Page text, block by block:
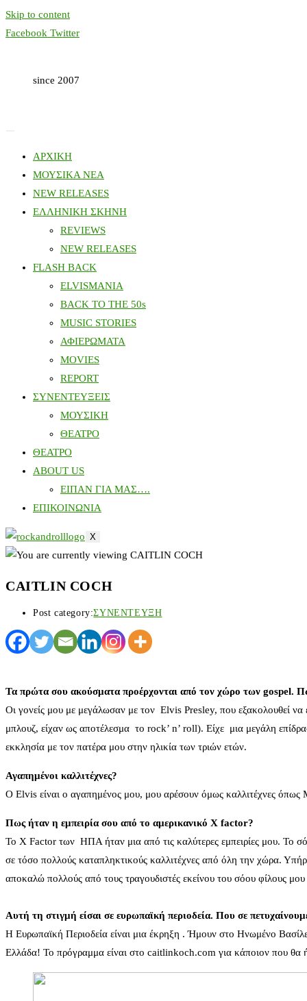
Skip to content
Facebook Twitter
since 2007
ΑΡΧΙΚΗ
ΜΟΥΣΙΚΑ ΝΕΑ
NEW RELEASES
ΕΛΛΗΝΙΚΗ ΣΚΗΝΗ
REVIEWS
NEW RELEASES
FLASH BACK
ELVISMANIA
BACK TO THE 50s
MUSIC STORIES
ΑΦΙΕΡΩΜΑΤΑ
MOVIES
REPORT
ΣΥΝΕΝΤΕΥΞΕΙΣ
ΜΟΥΣΙΚΗ
ΘΕΑΤΡΟ
ΘΕΑΤΡΟ
ABOUT US
ΕΙΠΑΝ ΓΙΑ ΜΑΣ….
ΕΠΙΚΟΙΝΩΝΙΑ
X
CAITLIN COCH
Post category:ΣΥΝΕΝΤΕΥΞΗ
Τα πρώτα σου ακούσματα προέρχονται από τον χώρο των gospel.
Οι γονείς μου με μεγάλωσαν με τον Elvis Presley, που εξακολουθεί
μπλουζ, είχαν ως αποτέλεσμα το rock’ n’ roll). Eίχε μια μεγάλη
εκκλησία με τον πατέρα μου στην ηλικία των τριών ετών.
Αγαπημένοι καλλιτέχνες?
Ο Elvis είναι ο αγαπημένος μου, μου αρέσουν όμως καλλιτέχνες
Πως ήταν η εμπειρία σου από το αμερικανικό Χ factor?
To X Factor των ΗΠΑ ήταν μια από τις καλύτερες εμπειρίες μου. Το
σε τόσο πολλούς καταπληκτικούς καλλιτέχνες από όλη την χώρα.
αποκαλώ πολλούς από τους τραγουδιστές εκείνου του σόου φίλους
Αυτή τη στιγμή είσαι σε ευρωπαϊκή περιοδεία. Που σε πετυχαίνουμε
Η Ευρωπαϊκή Περιοδεία είναι μια έκρηξη . Ήμουν στο Ηνωμένο
Ελλάδα! Το πρόγραμμα είναι στο caitlinkoch.com για κάποιον που θα